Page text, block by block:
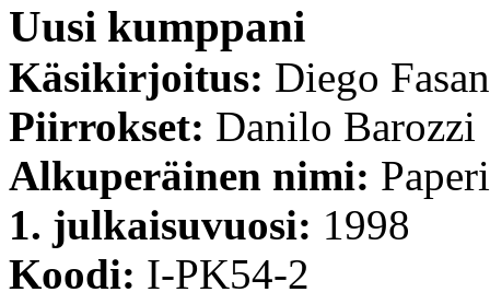
Uusi kumppani
Käsikirjoitus: Diego
Piirrokset: Danilo Barozzi
Alkuperäinen nimi:
1. julkaisuvuosi: 1998
Koodi: I-PK54-2